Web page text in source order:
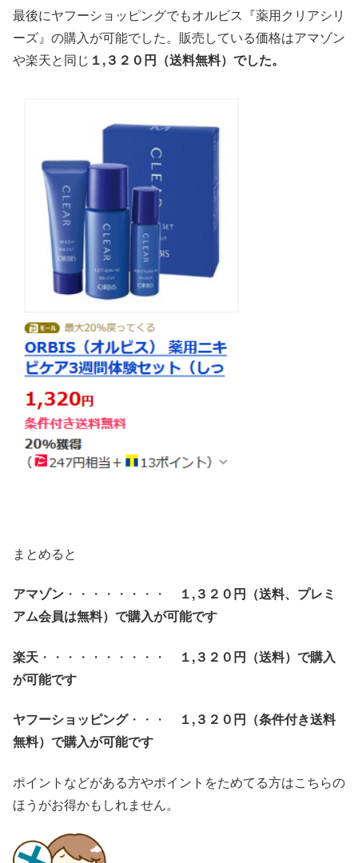
最後にヤフーショッピングでもオルビス『薬用クリアシリ
ーズ』の購入が可能でした。販売している価格はアマゾン
や楽天と同じ １,３２０円（送料無料）でした。
まとめると
アマゾン ・・・・・・・・
１,３２０円（送料、プレミ
アム会員は無料）で購入が可能です
楽天 ・・・・・・・・・・ １,３２０円（送料）で購入
が可能です
ヤフーショッピング・・・ １,３２０円（条件付き送料
無料）で購入が可能です
ポイントなどがある方やポイントをためてる方はこちらの
ほうがお得かもしれません。